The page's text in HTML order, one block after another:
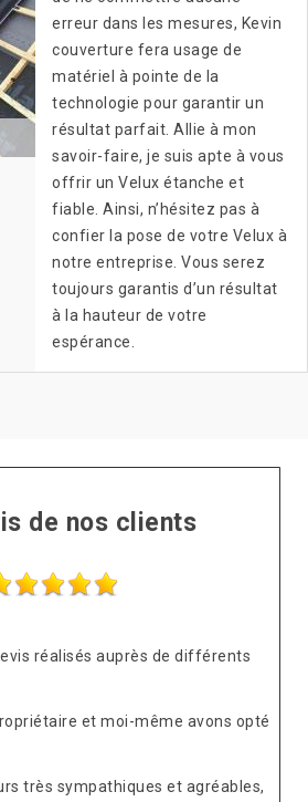
erreur dans les mesures, Kevin
couverture fera usage de
matériel à pointe de la
technologie pour garantir un
résultat parfait. Allie à mon
savoir-faire, je suis apte à vous
offrir un Velux étanche et
fiable. Ainsi, n’hésitez pas à
confier la pose de votre Velux à
notre entreprise. Vous serez
toujours garantis d’un résultat
à la hauteur de votre
espérance.
de nos clients
réalisés auprès de différents
et moi-même avons opté
très sympathiques et agréables,